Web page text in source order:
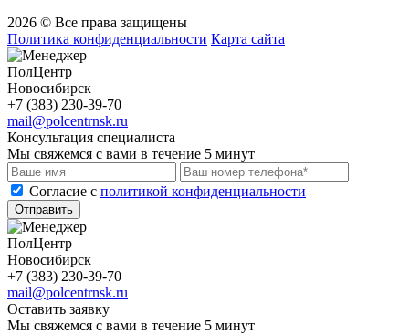
2026 © Все права защищены
Политика конфиденциальности Карта сайта
ПолЦентр
Новосибирск
+7 (383) 230-39-70
mail@polcentrnsk.ru
Консультация специалиста
Мы свяжемся с вами в течение 5 минут
Cогласие с политикой конфиденциальности
Отправить
ПолЦентр
Новосибирск
+7 (383) 230-39-70
mail@polcentrnsk.ru
Оставить заявку
Мы свяжемся с вами в течение 5 минут